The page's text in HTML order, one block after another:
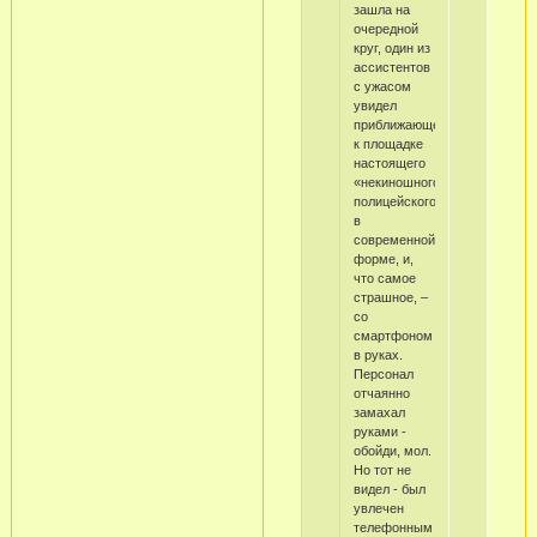
зашла на
очередной
круг, один из
ассистентов
с ужасом
увидел
приближающегося
к площадке
настоящего
«некиношного»
полицейского
в
современной
форме, и,
что самое
страшное, –
со
смартфоном
в руках.
Персонал
отчаянно
замахал
руками -
обойди, мол.
Но тот не
видел - был
увлечен
телефонным